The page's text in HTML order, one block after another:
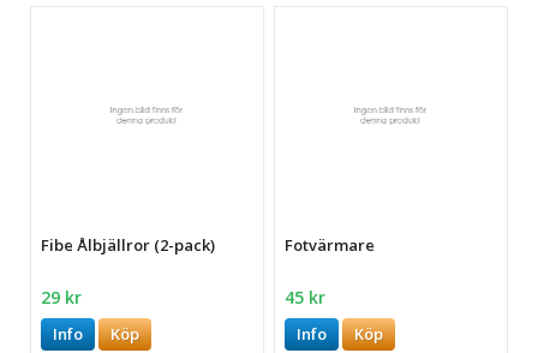
Fibe Ålbjällror (2-pack)
29 kr
Info Köp
Fotvärmare
45 kr
Info Köp